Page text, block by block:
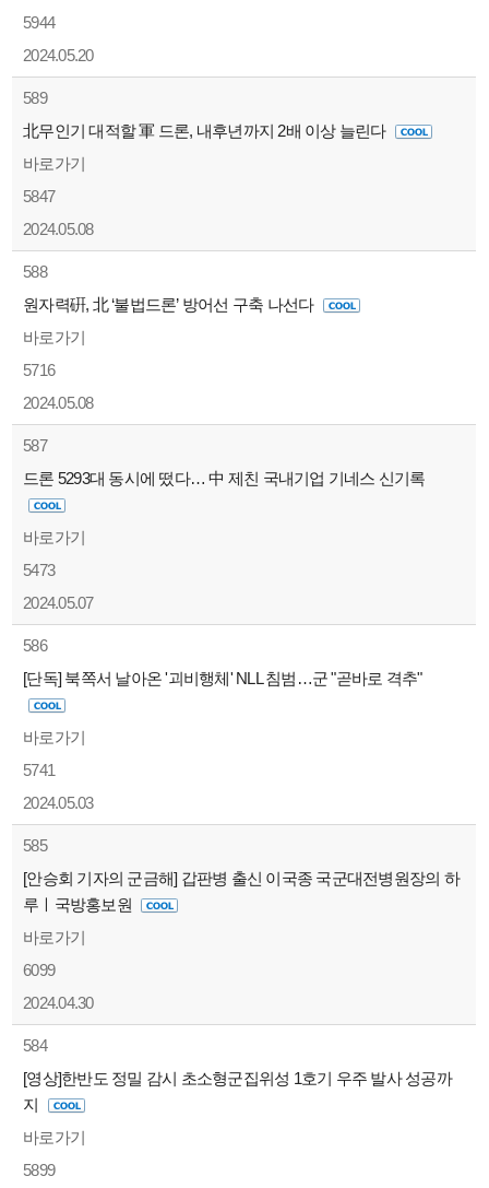
5944
2024.05.20
589
北무인기 대적할 軍 드론, 내후년까지 2배 이상 늘린다
바로가기
5847
2024.05.08
588
원자력硏, 北 ‘불법드론’ 방어선 구축 나선다
바로가기
5716
2024.05.08
587
드론 5293대 동시에 떴다… 中 제친 국내기업 기네스 신기록
바로가기
5473
2024.05.07
586
[단독] 북쪽서 날아온 '괴비행체' NLL 침범…군 "곧바로 격추"
바로가기
5741
2024.05.03
585
[안승회 기자의 군금해] 갑판병 출신 이국종 국군대전병원장의 하
루ㅣ국방홍보원
바로가기
6099
2024.04.30
584
[영상]한반도 정밀 감시 초소형군집위성 1호기 우주 발사 성공까
지
바로가기
5899